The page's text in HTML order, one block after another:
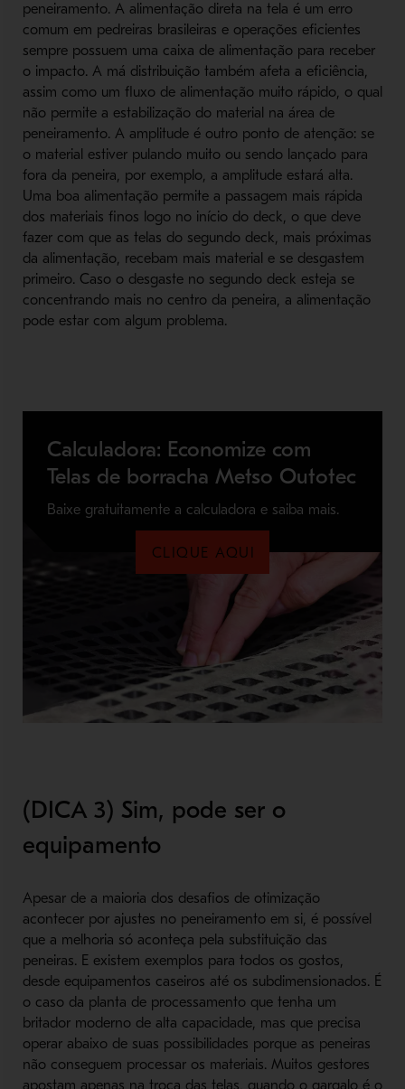
peneiramento. A alimentação direta na tela é um erro
comum em pedreiras brasileiras e operações eficientes
sempre possuem uma caixa de alimentação para receber
o impacto. A má distribuição também afeta a eficiência,
assim como um fluxo de alimentação muito rápido, o qual
não permite a estabilização do material na área de
peneiramento. A amplitude é outro ponto de atenção: se
o material estiver pulando muito ou sendo lançado para
fora da peneira, por exemplo, a amplitude estará alta.
Uma boa alimentação permite a passagem mais rápida
dos materiais finos logo no início do deck, o que deve
fazer com que as telas do segundo deck, mais próximas
da alimentação, recebam mais material e se desgastem
primeiro. Caso o desgaste no segundo deck esteja se
concentrando mais no centro da peneira, a alimentação
pode estar com algum problema.
Calculadora: Economize com
Telas de borracha Metso Outotec
Baixe gratuitamente a calculadora e saiba mais.
CLIQUE AQUI
(DICA 3) Sim, pode ser o
equipamento
Apesar de a maioria dos desafios de otimização
acontecer por ajustes no peneiramento em si, é possível
que a melhoria só aconteça pela substituição das
peneiras. E existem exemplos para todos os gostos,
desde equipamentos caseiros até os subdimensionados. É
o caso da planta de processamento que tenha um
britador moderno de alta capacidade, mas que precisa
operar abaixo de suas possibilidades porque as peneiras
não conseguem processar os materiais. Muitos gestores
apostam apenas na troca das telas, quando o gargalo é o